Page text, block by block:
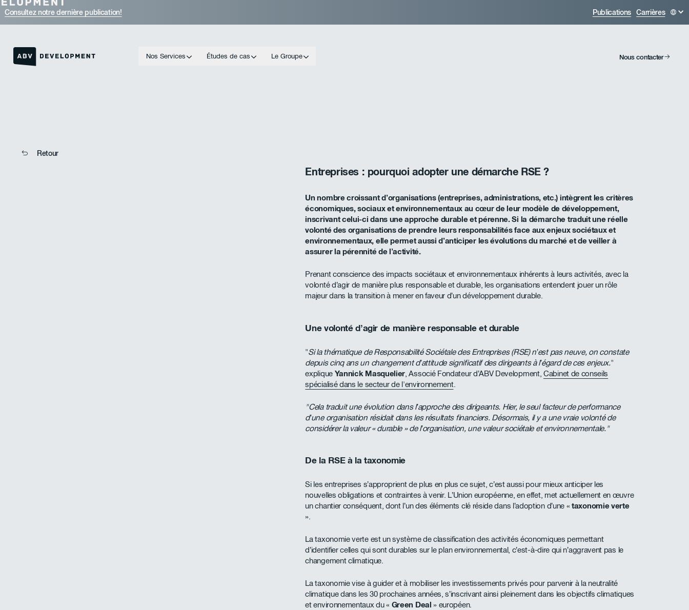
Consultez notre dernière publication! Publications Carrières
Nos Services Études de cas Le Groupe Nous contacter
Retour
Entreprises : pourquoi adopter une démarche RSE ?
Un nombre croissant d’organisations (entreprises, administrations, etc.) intègrent les critères
économiques, sociaux et environnementaux au cœur de leur modèle de développement,
inscrivant celui-ci dans une approche durable et pérenne. Si la démarche traduit une réelle
volonté des organisations de prendre leurs responsabilités face aux enjeux sociétaux et
environnementaux, elle permet aussi d’anticiper les évolutions du marché et de veiller à
assurer la pérennité de l’activité.
Prenant conscience des impacts sociétaux et environnementaux inhérents à leurs activités, avec la
volonté d’agir de manière plus responsable et durable, les organisations entendent jouer un rôle
majeur dans la transition à mener en faveur d’un développement durable.
Une volonté d’agir de manière responsable et durable
"Si la thématique de Responsabilité Sociétale des Entreprises (RSE) n’est pas neuve, on constate
depuis cinq ans un changement d’attitude significatif des dirigeants à l’égard de ces enjeux."
explique Yannick Masquelier , Associé Fondateur d’ABV Development,Cabinet de conseils
spécialisé dans le secteur de l'environnement.
"Cela traduit une évolution dans l’approche des dirigeants. Hier, le seul facteur de performance
d’une organisation résidait dans les résultats financiers. Désormais, il y a une vraie volonté de
considérer la valeur « durable » de l’organisation, une valeur sociétale et environnementale."
De la RSE à la taxonomie
Si les entreprises s’approprient de plus en plus ce sujet, c’est aussi pour mieux anticiper les
nouvelles obligations et contraintes à venir. L’Union européenne, en effet, met actuellement en œuvre
un chantier conséquent, dont l’un des éléments clé réside dans l’adoption d’une «taxonomie verte
».
La taxonomie verte est un système de classification des activités économiques permettant
d’identifier celles qui sont durables sur le plan environnemental, c’est-à-dire qui n’aggravent pas le
changement climatique.
La taxonomie vise à guider et à mobiliser les investissements privés pour parvenir à la neutralité
climatique dans les 30 prochaines années, s’inscrivant ainsi pleinement dans les objectifs climatiques
et environnementaux du « Green Deal » européen.